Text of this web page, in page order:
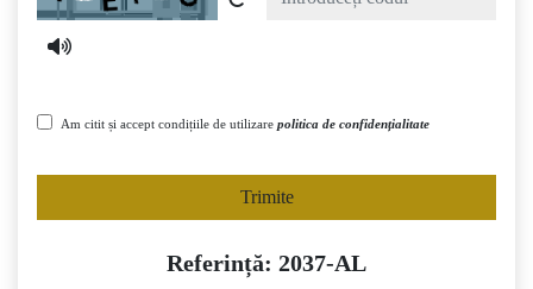
Am citit și accept condițiile de utilizare politica de confidențialitate
Trimite
Referință: 2037-AL